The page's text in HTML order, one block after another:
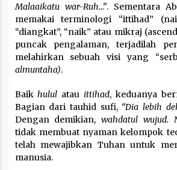
Malaaikatu war-Ruh…”. Sementara
memakai terminologi “ittihad”
“diangkat”, “naik” atau mikraj
puncak pengalaman, terjadilah
melahirkan sebuah visi yang
almuntaha).
Baikhulul atau ittihad, keduanya
Bagian dari tauhid sufi,“Dia lebih
Dengan demikian,wahdatul wujud.
tidak membuat nyaman kelompok
telah mewajibkan Tuhan untuk
manusia.